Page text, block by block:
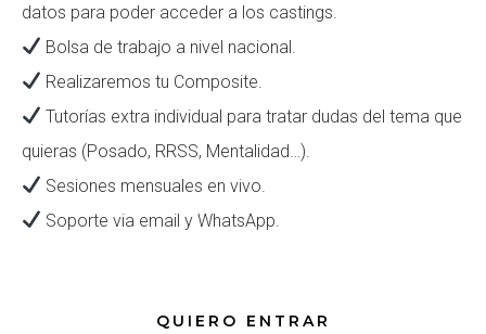
datos para poder acceder a los castings.
Bolsa de trabajo a nivel nacional.
Realizaremos tu Composite.
Tutorías extra individual para tratar dudas del tema que
quieras (Posado, RRSS, Mentalidad…).
Sesiones mensuales en vivo.
Soporte via email y WhatsApp.
QUIERO ENTRAR